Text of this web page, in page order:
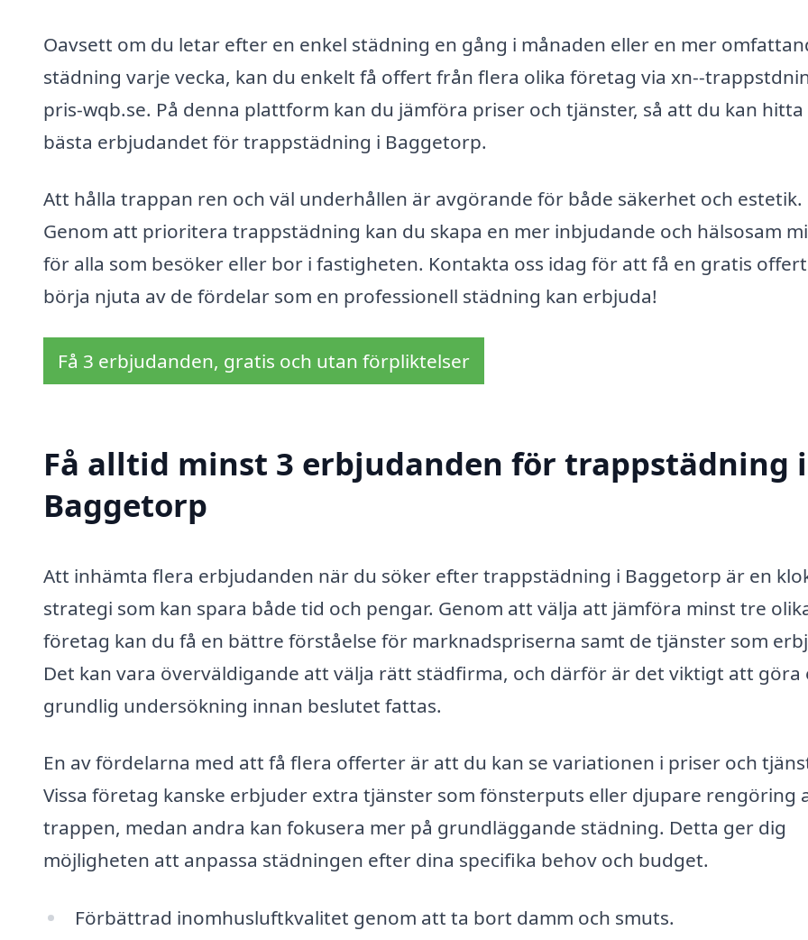
Oavsett om du letar efter en enkel städning en gång i månaden eller en mer
städning varje vecka, kan du enkelt få offert från flera olika företag via xn--
pris-wqb.se. På denna plattform kan du jämföra priser och tjänster, så att du kan
bästa erbjudandet för trappstädning i Baggetorp.
Att hålla trappan ren och väl underhållen är avgörande för både säkerhet och estetik.
Genom att prioritera trappstädning kan du skapa en mer inbjudande och hälsosam
för alla som besöker eller bor i fastigheten. Kontakta oss idag för att få en gratis
börja njuta av de fördelar som en professionell städning kan erbjuda!
Få 3 erbjudanden, gratis och utan förpliktelser
Få alltid minst 3 erbjudanden för trappstädning i
Baggetorp
Att inhämta flera erbjudanden när du söker efter trappstädning i Baggetorp är en
strategi som kan spara både tid och pengar. Genom att välja att jämföra minst tre
företag kan du få en bättre förståelse för marknadspriserna samt de tjänster som
Det kan vara överväldigande att välja rätt städfirma, och därför är det viktigt att göra
grundlig undersökning innan beslutet fattas.
En av fördelarna med att få flera offerter är att du kan se variationen i priser och
Vissa företag kanske erbjuder extra tjänster som fönsterputs eller djupare rengöring
trappen, medan andra kan fokusera mer på grundläggande städning. Detta ger dig
möjligheten att anpassa städningen efter dina specifika behov och budget.
Förbättrad inomhusluftkvalitet genom att ta bort damm och smuts.